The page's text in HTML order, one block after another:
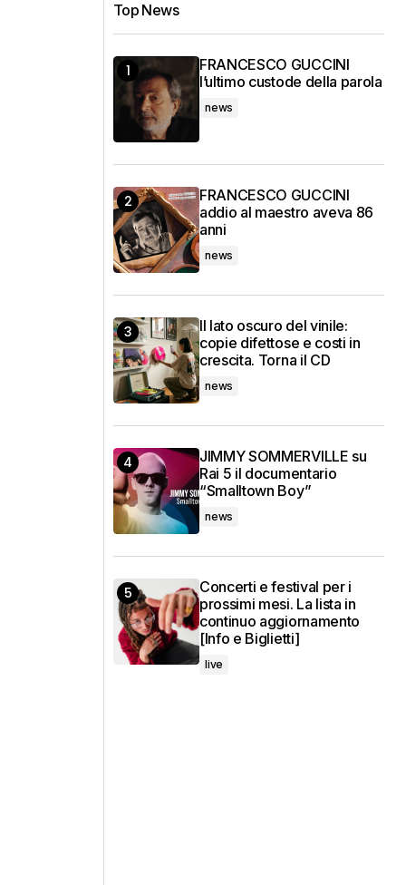
Top News
FRANCESCO GUCCINI
l’ultimo custode della parola
news
FRANCESCO GUCCINI
addio al maestro aveva 86
anni
news
Il lato oscuro del vinile:
copie difettose e costi in
crescita. Torna il CD
news
JIMMY SOMMERVILLE su
Rai 5 il documentario
“Smalltown Boy”
news
Concerti e festival per i
prossimi mesi. La lista in
continuo aggiornamento
[Info e Biglietti]
live